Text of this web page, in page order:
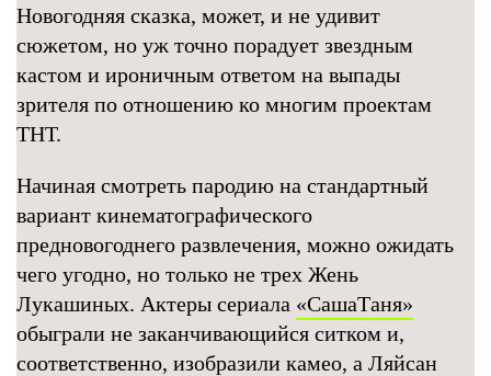
Новогодняя сказка, может, и не удивит
сюжетом, но уж точно порадует звездным
кастом и ироничным ответом на выпады
зрителя по отношению ко многим проектам
ТНТ.
Начиная смотреть пародию на стандартный
вариант кинематографического
предновогоднего развлечения, можно ожидать
чего угодно, но только не трех Жень
Лукашиных. Актеры сериала «СашаТаня»
обыграли не заканчивающийся ситком и,
соответственно, изобразили камео, а Ляйсан